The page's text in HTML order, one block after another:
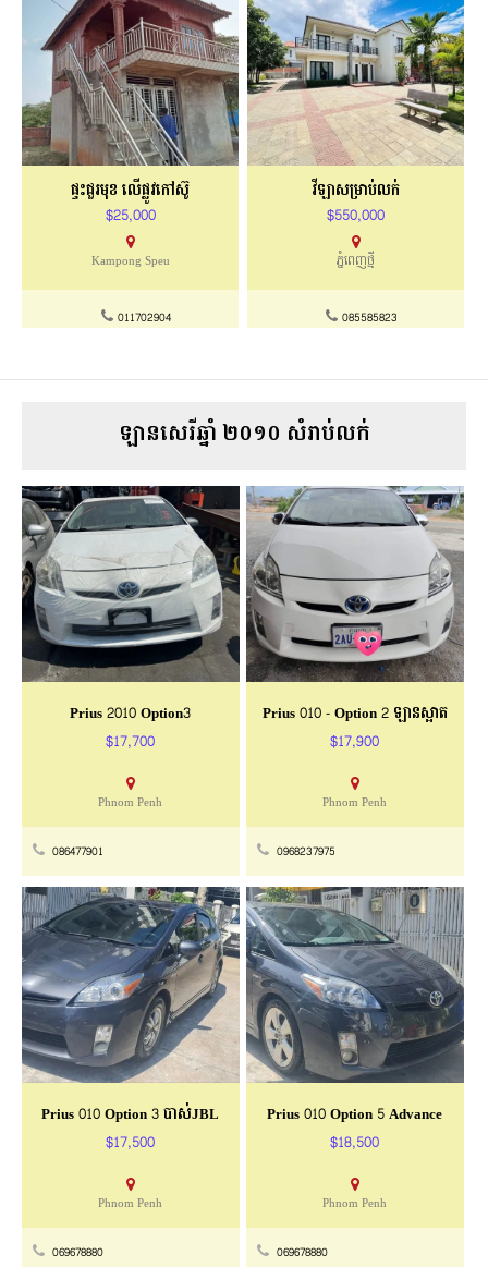
ផ្ទះជួរមុខ លើផ្លូវកៅស៊ូ
$25,000
Kampong Speu
011702904
វីឡាសម្រាប់លក់
$550,000
ភ្នំពេញថ្មី
085585823
ឡានសេរីឆ្នាំ ២០១០ សំរាប់លក់
Prius 2010 Option3
$17,700
Phnom Penh
086477901
Prius 010 - Option 2 ឡានស្អាត
$17,900
Phnom Penh
0968237975
Prius 010 Option 3 បាស់JBL
$17,500
Phnom Penh
069678880
Prius 010 Option 5 Advance
$18,500
Phnom Penh
069678880